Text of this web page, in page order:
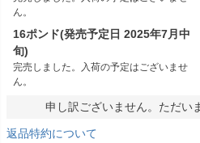
ん。
16ポンド(発売予定日 2025年7月中
旬)
完売しました。入荷の予定はございませ
ん。
申し訳ございません。ただい
返品特約について